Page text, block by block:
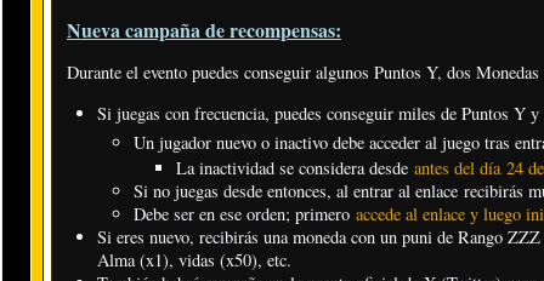
Nueva campaña de recompensas:
Durante el evento puedes conseguir algunos Puntos Y, dos
Si juegas con frecuencia, puedes conseguir miles de Puntos Y
Un jugador nuevo o inactivo debe acceder al juego tras
La inactividad se considera desde antes del día 24
Si no juegas desde entonces, al entrar al enlace recibirás
Debe ser en ese orden; primero accede al enlace y luego
Si eres nuevo, recibirás una moneda con un puni de Rango
Alma (x1), vidas (x50), etc.